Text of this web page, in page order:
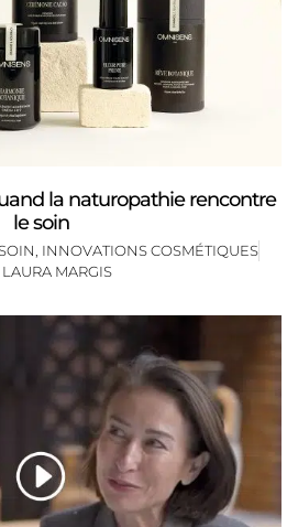
la naturopathie rencontre
le soin
, INNOVATIONS COSMÉTIQUES
LAURA MARGIS